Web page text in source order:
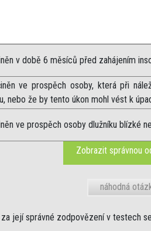
v době 6 měsíců před zahájením
ve prospěch osoby, která při
nebo že by tento úkon mohl vést k
ve prospěch osoby dlužníku blízké
Zobrazit správnou
náhodná
její správné zodpovězení v testech se